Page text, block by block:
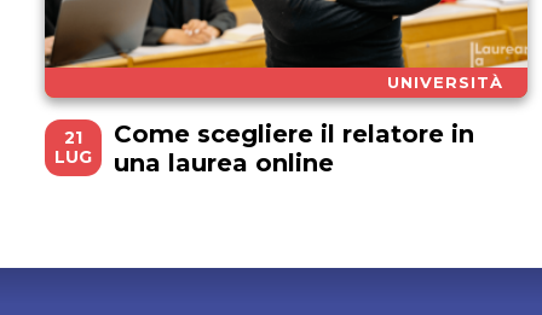
UNIVERSITÀ
21
LUG
Come scegliere il relatore in
una laurea online